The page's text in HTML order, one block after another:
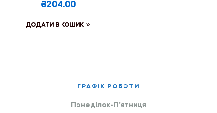
₴204.00
ДОДАТИ В КОШИК
ГРАФІК РОБОТИ
Понеділок-П’ятниця